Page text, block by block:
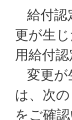
給付認
更が生
用給付
変更が
は、次
をご確